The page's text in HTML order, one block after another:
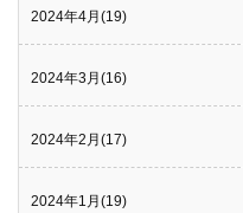
2024年4月(19)
2024年3月(16)
2024年2月(17)
2024年1月(19)